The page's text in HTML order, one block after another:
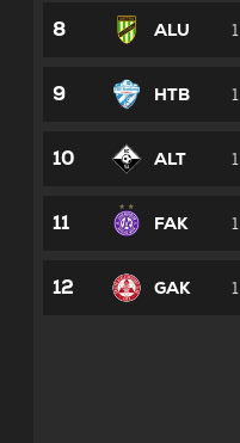
8 ALU 1
9 HTB 1
10 ALT 1
11 FAK 1
12 GAK 1